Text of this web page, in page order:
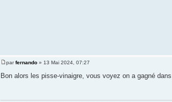
parfernando» 13 Mai 2024, 07:27
Bon alors les pisse-vinaigre, vous voyez on a gagné